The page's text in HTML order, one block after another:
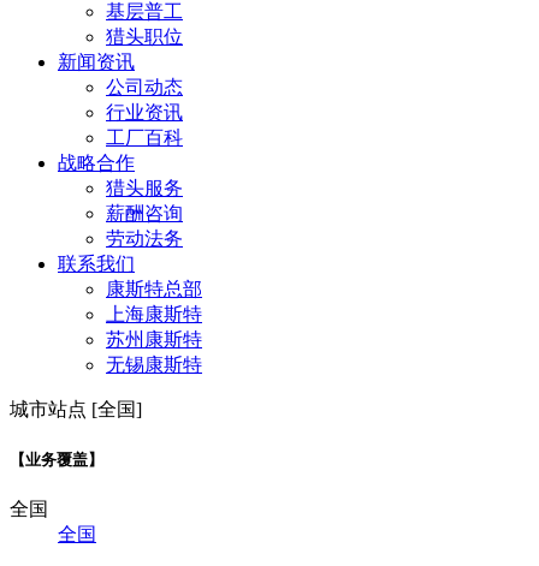
基层普工
猎头职位
新闻资讯
公司动态
行业资讯
工厂百科
战略合作
猎头服务
薪酬咨询
劳动法务
联系我们
康斯特总部
上海康斯特
苏州康斯特
无锡康斯特
城市站点 [全国]
【业务覆盖】
全国
全国